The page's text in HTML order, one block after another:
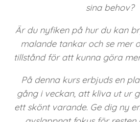
sina behov?
Är du nyfiken på hur du kan
malande tankar och se mer
tillstånd för att kunna göra
På denna kurs erbjuds en
gång i veckan, att kliva ut ur
ett skönt varande. Ge dig ny